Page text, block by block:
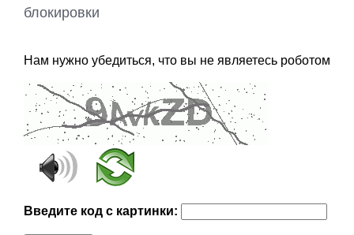
блокировки
Нам нужно убедиться, что вы не являетесь роботом
Введите код с картинки: